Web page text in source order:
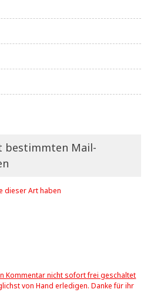
bestimmten Mail-
dieser Art haben
Kommentar nicht sofort frei geschaltet
von Hand erledigen. Danke für ihr